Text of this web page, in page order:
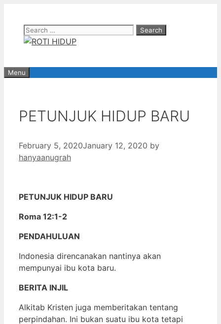
contentSearch
for:
Menu
PETUNJUK HIDUP BARU
February 5, 2020January 12, 2020 by
hanyaanugrah
PETUNJUK HIDUP BARU
Roma 12:1-2
PENDAHULUAN
Indonesia direncanakan nantinya akan
mempunyai ibu kota baru.
BERITA INJIL
Alkitab Kristen juga memberitakan tentang
perpindahan. Ini bukan suatu ibu kota tetapi